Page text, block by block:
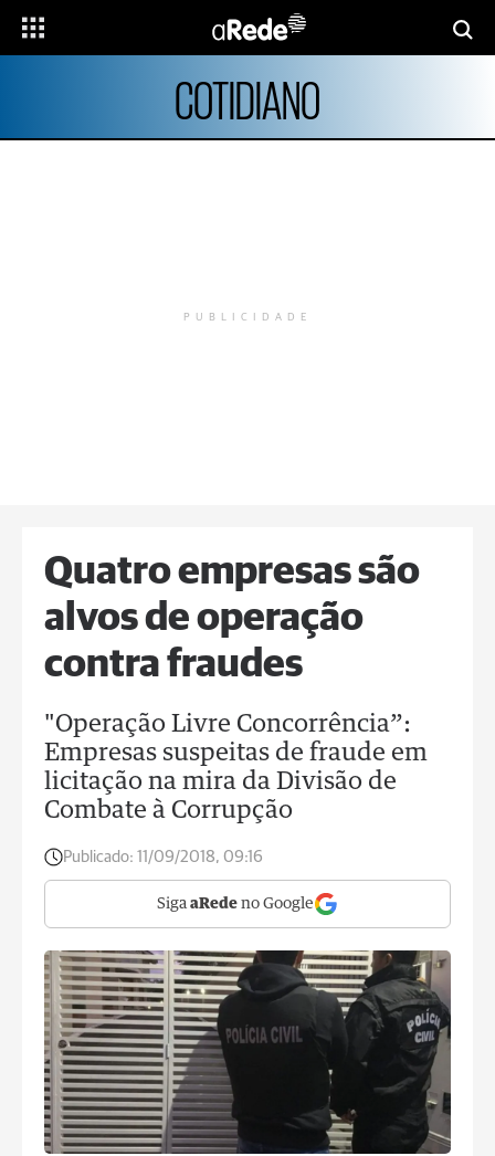
COTIDIANO
PUBLICIDADE
Quatro empresas são
alvos de operação
contra fraudes
"Operação Livre Concorrência”:
Empresas suspeitas de fraude em
licitação na mira da Divisão de
Combate à Corrupção
Publicado: 11/09/2018, 09:16
Siga aRede no Google